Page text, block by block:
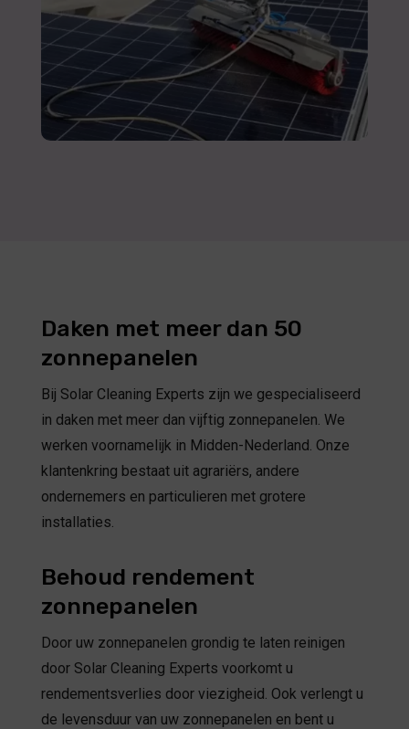
Daken met meer dan 50
zonnepanelen
Bij Solar Cleaning Experts zijn we gespecialiseerd
in daken met meer dan vijftig zonnepanelen. We
werken voornamelijk in Midden-Nederland. Onze
klantenkring bestaat uit agrariërs, andere
ondernemers en particulieren met grotere
installaties.
Behoud rendement
zonnepanelen
Door uw zonnepanelen grondig te laten reinigen
door Solar Cleaning Experts voorkomt u
rendementsverlies door viezigheid. Ook verlengt u
de levensduur van uw zonnepanelen en bent u